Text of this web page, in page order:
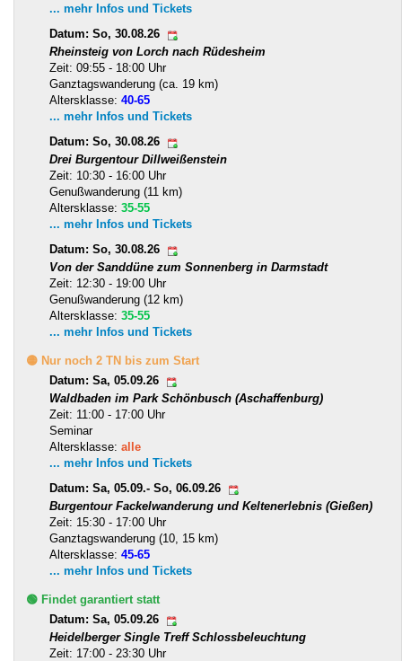
... mehr Infos und Tickets
Datum: So, 30.08.26
Rheinsteig von Lorch nach Rüdesheim
Zeit: 09:55 - 18:00 Uhr
Ganztagswanderung (ca. 19 km)
Altersklasse: 40-65
... mehr Infos und Tickets
Datum: So, 30.08.26
Drei Burgentour Dillweißenstein
Zeit: 10:30 - 16:00 Uhr
Genußwanderung (11 km)
Altersklasse: 35-55
... mehr Infos und Tickets
Datum: So, 30.08.26
Von der Sanddüne zum Sonnenberg in Darmstadt
Zeit: 12:30 - 19:00 Uhr
Genußwanderung (12 km)
Altersklasse: 35-55
... mehr Infos und Tickets
🟡 Nur noch 2 TN bis zum Start
Datum: Sa, 05.09.26
Waldbaden im Park Schönbusch (Aschaffenburg)
Zeit: 11:00 - 17:00 Uhr
Seminar
Altersklasse: alle
... mehr Infos und Tickets
Datum: Sa, 05.09.- So, 06.09.26
Burgentour Fackelwanderung und Keltenerlebnis (Gießen)
Zeit: 15:30 - 17:00 Uhr
Ganztagswanderung (10, 15 km)
Altersklasse: 45-65
... mehr Infos und Tickets
🟢 Findet garantiert statt
Datum: Sa, 05.09.26
Heidelberger Single Treff Schlossbeleuchtung
Zeit: 17:00 - 23:30 Uhr